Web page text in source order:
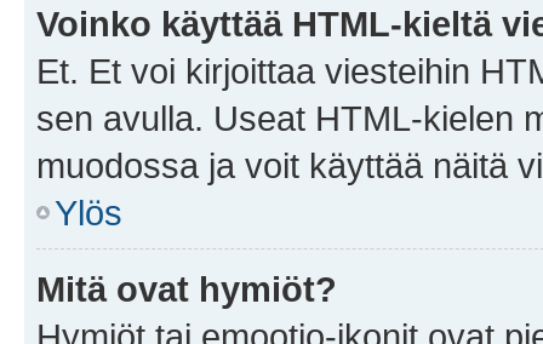
Voinko käyttää HTML-kieltä
Et. Et voi kirjoittaa viesteihin
sen avulla. Useat HTML-kielen
muodossa ja voit käyttää näitä
Ylös
Mitä ovat hymiöt?
Hymiöt tai emootio-ikonit ovat